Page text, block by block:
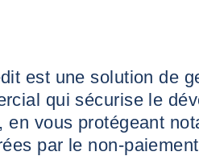
est une solution de
qui sécurise le
en vous protégeant
par le non-